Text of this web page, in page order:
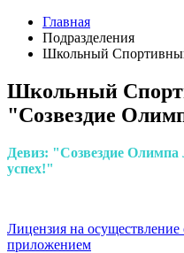
Главная
Подразделения
Школьный
Школьный
"Созвездие
Девиз: "Созвездие
успех!"
Лицензия на осуществление
приложением